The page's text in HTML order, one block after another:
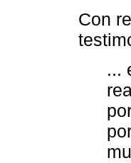
Con
...